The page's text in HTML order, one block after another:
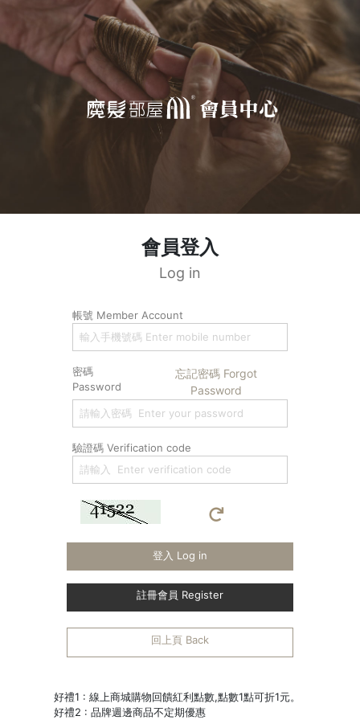
會員登入
Log in
帳號 Member Account
密碼
Password
忘記密碼 Forgot
Password
驗證碼 Verification code
登入 Log in
註冊會員 Register
回上頁 Back
好禮1 : 線上商城購物回饋紅利點數,點數1點可折1元。
好禮2 : 品牌週邊商品不定期優惠